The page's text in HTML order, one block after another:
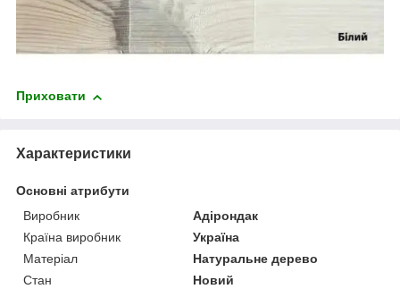
Приховати
Характеристики
Основні атрибути
Виробник
Адірондак
Країна виробник
Україна
Матеріал
Натуральне дерево
Стан
Новий